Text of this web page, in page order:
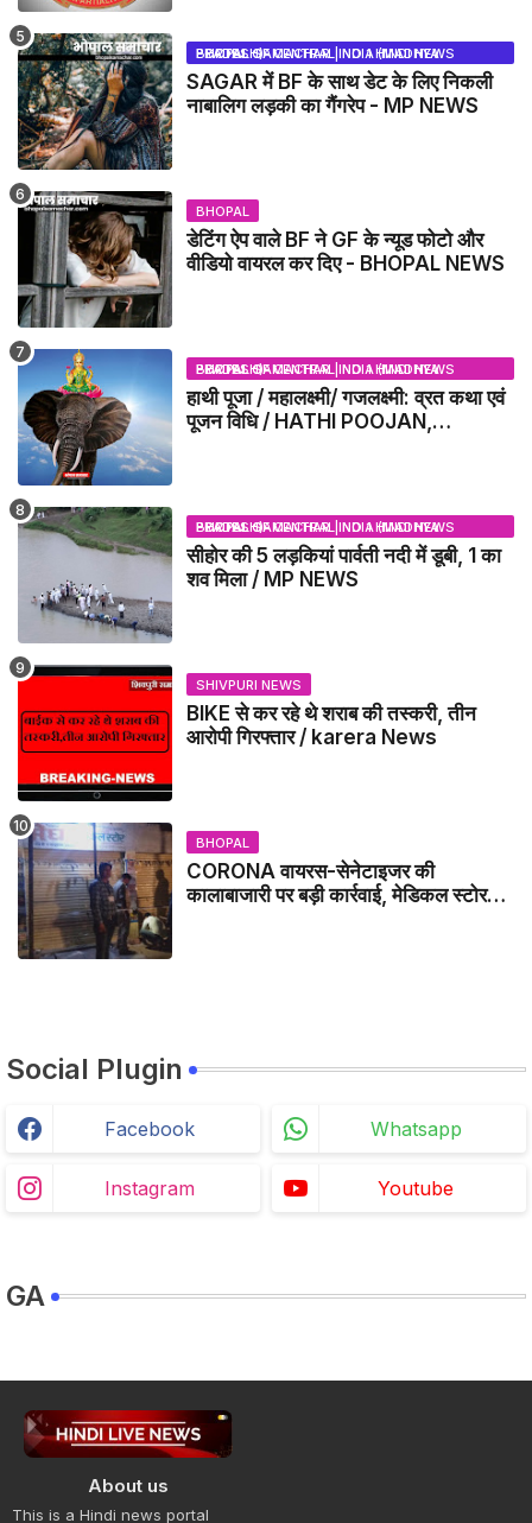
BHOPAL SAMACHAR | NO 1 HINDI NEWS PORTAL OF CENTRAL INDIA (MADHYA PRADESH)
SAGAR में BF के साथ डेट के लिए निकली
नाबालिग लड़की का गैंगरेप - MP NEWS
BHOPAL
डेटिंग ऐप वाले BF ने GF के न्यूड फोटो और
वीडियो वायरल कर दिए - BHOPAL NEWS
BHOPAL SAMACHAR | NO 1 HINDI NEWS PORTAL OF CENTRAL INDIA (MADHYA PRADESH)
हाथी पूजा / महालक्ष्मी/ गजलक्ष्मी: व्रत कथा एवं
पूजन विधि / HATHI POOJAN,
BHOPAL SAMACHAR | NO 1 HINDI NEWS PORTAL OF CENTRAL INDIA (MADHYA PRADESH)
सीहोर की 5 लड़कियां पार्वती नदी में डूबी, 1 का
शव मिला / MP NEWS
SHIVPURI NEWS
BIKE से कर रहे थे शराब की तस्करी, तीन
आरोपी गिरफ्तार / karera News
BHOPAL
CORONA वायरस-सेनेटाइजर की
कालाबाजारी पर बड़ी कार्रवाई, मेडिकल स्टोर
Social Plugin
Facebook Whatsapp
Instagram Youtube
GA
About us
This is a Hindi news portal